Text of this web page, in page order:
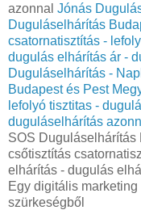
azonnal Jónás
Duguláselhárítás
csatornatisztítás -
dugulás elhárítás ár -
Duguláselhárítás -
Budapest és Pest
lefolyó tisztitas -
duguláselhárítás
SOS Duguláselhárítás
csőtisztítás
elhárítás - dugulás
Egy digitális
szürkeségből